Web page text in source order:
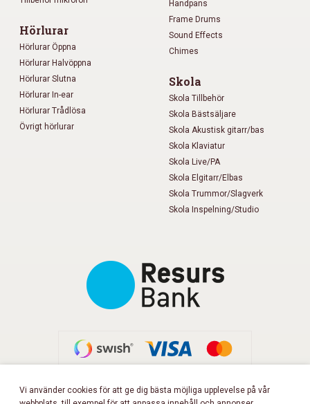
Hörlurar
Hörlurar Öppna
Hörlurar Halvöppna
Hörlurar Slutna
Hörlurar In-ear
Hörlurar Trådlösa
Övrigt hörlurar
Handpans
Frame Drums
Sound Effects
Chimes
Skola
Skola Tillbehör
Skola Bästsäljare
Skola Akustisk gitarr/bas
Skola Klaviatur
Skola Live/PA
Skola Elgitarr/Elbas
Skola Trummor/Slagverk
Skola Inspelning/Studio
Vi använder cookies för att ge dig bästa möjliga upplevelse på vår